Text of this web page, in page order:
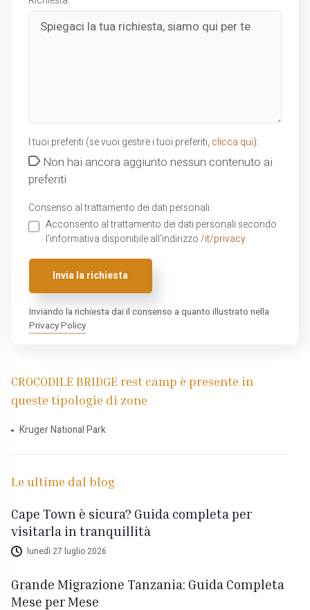
I tuoi preferiti (se vuoi gestire i tuoi preferiti, clicca qui):
Non hai ancora aggiunto nessun contenuto ai
preferiti
Consenso al trattamento dei dati personali:
Acconsento al trattamento dei dati personali secondo
l'informativa disponibile all'indirizzo /it/privacy
Invia la richiesta
Inviando la richiesta dai il consenso a quanto illustrato nella
Privacy Policy
CROCODILE BRIDGE rest camp è presente in
queste tipologie di zone
Kruger National Park
Le ultime dal blog
Cape Town è sicura? Guida completa per
visitarla in tranquillità
lunedì 27 luglio 2026
Grande Migrazione Tanzania: Guida Completa
Mese per Mese